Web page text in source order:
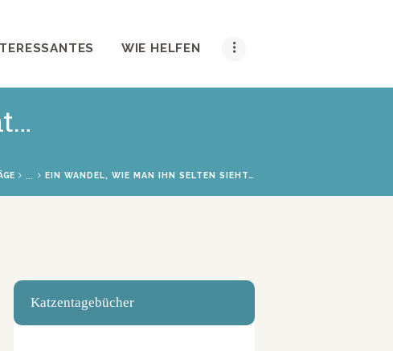
WIE HELFEN
... EIN WANDEL, WIE MAN IHN SELTEN SIEHT…
Katzentagebücher